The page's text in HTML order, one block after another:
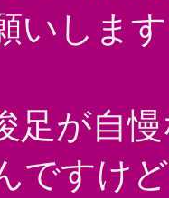
いしま
足が自
ですけ